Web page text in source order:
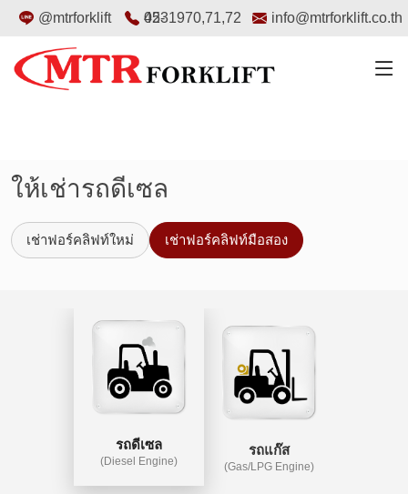
@mtrforklift 02-4531970,71,72 info@mtrforklift.co.th
ให้เช่ารถดีเซล
เช่าฟอร์คลิฟท์ใหม่ เช่าฟอร์คลิฟท์มือสอง
รถดีเซล
(Diesel Engine)
รถแก๊ส
(Gas/LPG Engine)